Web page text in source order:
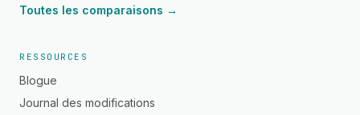
Toutes les comparaisons →
RESSOURCES
Blogue
Journal des modifications